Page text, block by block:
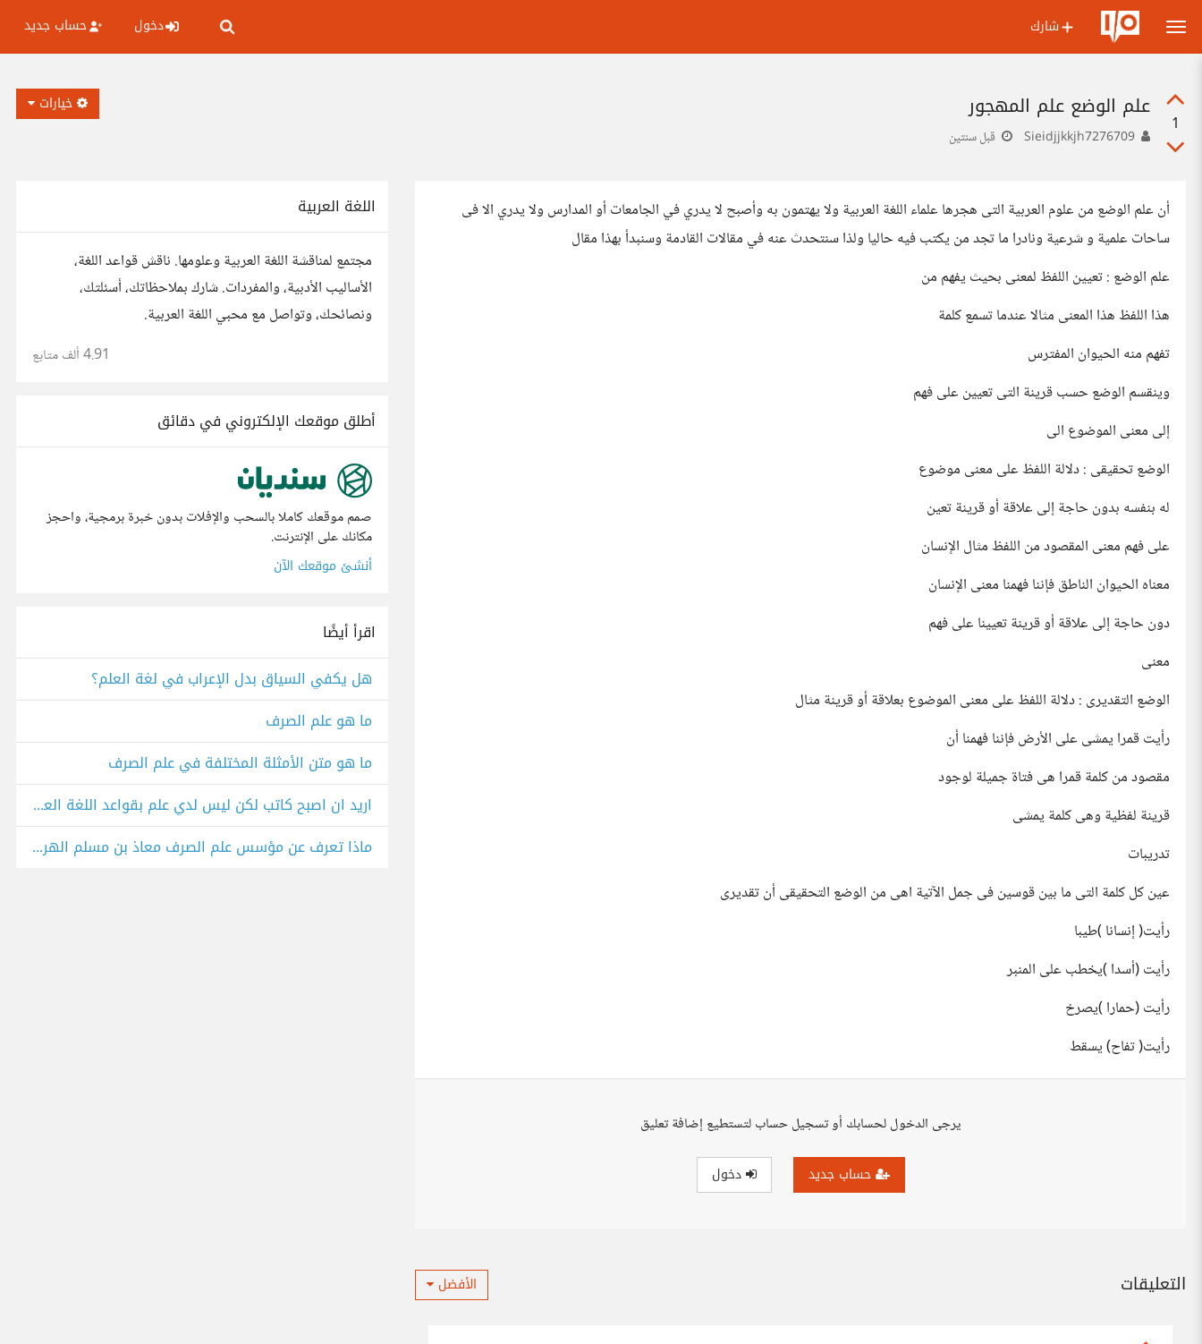
شارك دخول حساب جديد
1
علم الوضع علم المهجور
قبل سنتين
خيارات
أن علم الوضع من علوم العربية التى هجرها علماء اللغة العربية ولا يهتمون به وأصبح لا يدري في الجامعات أو المدارس ولا يدري الا فى
ساحات علمية و شرعية ونادرا ما تجد من يكتب فيه حاليا ولذا سنتحدث عنه في مقالات القادمة وسنبدأ بهذا مقال
علم الوضع : تعيين اللفظ لمعنى بحيث يفهم من
هذا اللفظ هذا المعنى مثالا عندما تسمع كلمة
تفهم منه الحيوان المفترس
وينقسم الوضع حسب قرينة التى تعيين على فهم
إلى معنى الموضوع الى
الوضع تحقيقى : دلالة اللفظ على معنى موضوع
له بنفسه بدون حاجة إلى علاقة أو قرينة تعين
على فهم معنى المقصود من اللفظ مثال الإنسان
معناه الحيوان الناطق فإننا فهمنا معنى الإنسان
دون حاجة إلى علاقة أو قرينة تعيينا على فهم
معنى
الوضع التقديرى : دلالة اللفظ على معنى الموضوع بعلاقة أو قرينة مثال
رأيت قمرا يمشى على الأرض فإننا فهمنا أن
مقصود من كلمة قمرا هى فتاة جميلة لوجود
قرينة لفظية وهى كلمة يمشى
تدريبات
عين كل كلمة التى ما بين قوسين فى جمل الآتية اهى من الوضع التحقيقى أن تقديرى
رأيت( إنسانا )طيبا
رأيت (أسدا )يخطب على المنبر
رأيت (حمارا )يصرخ
رأيت( تفاح) يسقط
يرجى الدخول لحسابك أو تسجيل حساب لتستطيع إضافة تعليق
حساب جديد دخول
التعليقات الأفضل
اللغة العربية
مجتمع لمناقشة اللغة العربية وعلومها. ناقش قواعد اللغة،
الأساليب الأدبية، والمفردات. شارك بملاحظاتك، أسئلتك،
ونصائحك، وتواصل مع محبي اللغة العربية.
4.91 ألف متابع
أطلق موقعك الإلكتروني في دقائق
صمم موقعك كاملا بالسحب والإفلات بدون خبرة برمجية، واحجز
مكانك على الإنترنت.
أنشئ موقعك الآن
اقرأ أيضًا
هل يكفي السياق بدل الإعراب في لغة العلم؟
ما هو علم الصرف
ما هو متن الأمثلة المختلفة في علم الصرف
اريد ان اصبح كاتب لكن ليس لدي علم بقواعد اللغة العربية
ماذا تعرف عن مؤسس علم الصرف معاذ بن مسلم الهراء